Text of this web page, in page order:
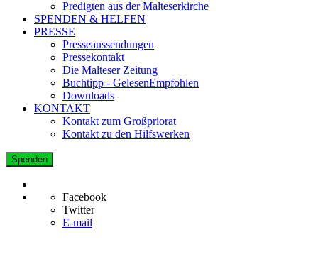
Predigten aus der Malteserkirche
SPENDEN & HELFEN
PRESSE
Presseaussendungen
Pressekontakt
Die Malteser Zeitung
Buchtipp - GelesenEmpfohlen
Downloads
KONTAKT
Kontakt zum Großpriorat
Kontakt zu den Hilfswerken
Spenden
Facebook
Twitter
E-mail